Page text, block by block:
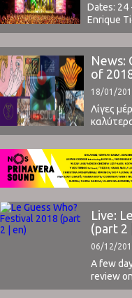
Dates: 24
Enrique
Up |
Event ⁪
News:
of
18/01/
Λίγες
του
μόνο τη
της.Και
Live:
(part 2
06/12/
A few
review
Utrecht.